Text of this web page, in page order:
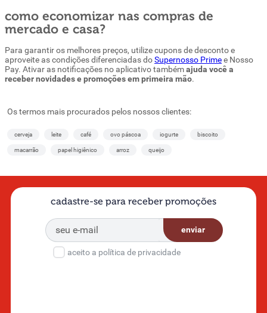
como economizar nas compras de
mercado e casa?
Para garantir os melhores preços, utilize cupons de desconto e
aproveite as condições diferenciadas doSupernosso Primee Nosso
Pay. Ativar as notificações no aplicativo tambémajuda você a
receber novidades e promoções em primeira mão.
Os termos mais procurados pelos nossos clientes:
cerveja leite café ovo páscoa iogurte biscoito
macarrão papel higiênico arroz queijo
cadastre-se para receber promoções
enviar
aceito a política de privacidade